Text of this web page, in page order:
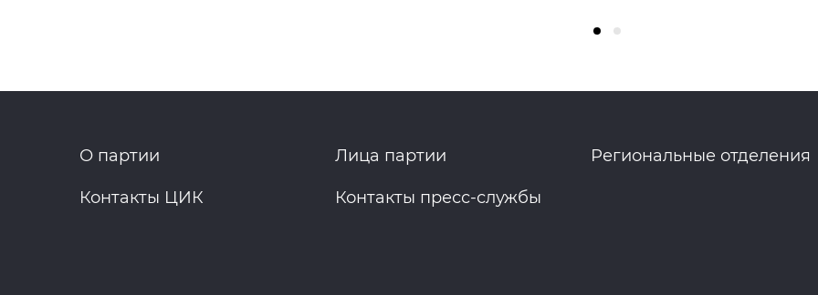
О партии Лица партии Региональные отделения
Контакты ЦИК Контакты пресс-службы